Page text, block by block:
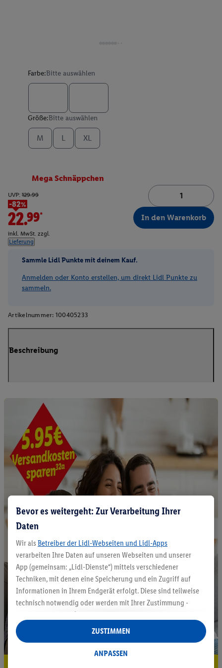
Farbe:Bitte auswählen
Größe:Bitte auswählen
M L XL
Mega Schnäppchen
UVP: 129.99
-82%
22.99*
inkl. MwSt. zzgl.
Lieferung
In den Warenkorb
Sammle Lidl Punkte mit deinem Kauf.
Anmelden oder Konto erstellen, um direkt Lidl Punkte zu
sammeln.
Artikelnummer: 100405233
Beschreibung
Bevor es weitergeht: Zur Verarbeitung Ihrer
Daten
Wir als Betreiber der Lidl-Webseiten und Lidl-Apps
verarbeiten Ihre Daten auf unseren Webseiten und unserer
App (gemeinsam: „Lidl-Dienste“) mittels verschiedener
Techniken, mit denen eine Speicherung und ein Zugriff auf
Informationen in Ihrem Endgerät erfolgt. Diese sind teilweise
technisch notwendig oder werden mit Ihrer Zustimmung -
auch durch Partner (u.a.
Verantwortliche; im Zusammenhang mit dem IAB TCF
insgesamt
Statistik-Erstellung oder für personalisierte Werbung
ANPASSEN
ZUSTIMMEN